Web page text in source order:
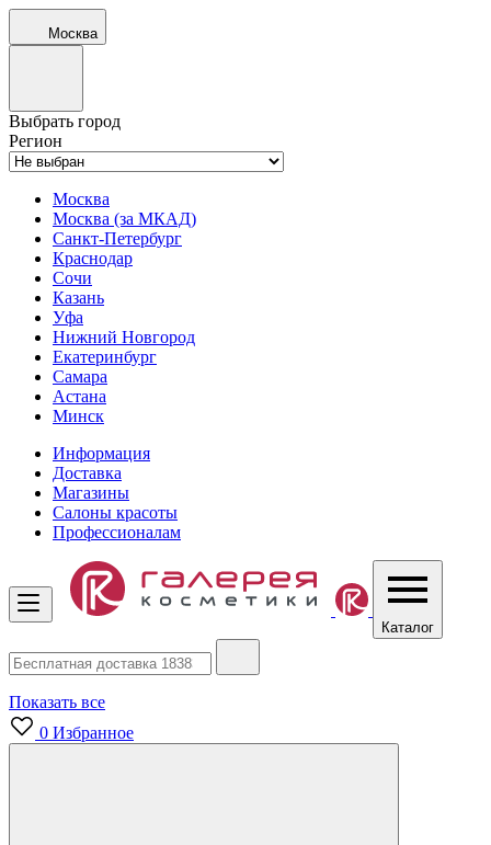
Москва
Выбрать город
Регион
Москва
Москва (за МКАД)
Санкт-Петербург
Краснодар
Сочи
Казань
Уфа
Нижний Новгород
Екатеринбург
Самара
Астана
Минск
Информация
Доставка
Магазины
Салоны красоты
Профессионалам
Каталог
Показать все
0 Избранное